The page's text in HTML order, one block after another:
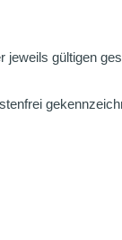
jeweils gültigen